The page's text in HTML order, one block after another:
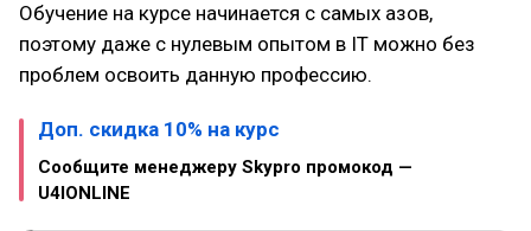
Обучение на курсе начинается с самых азов,
поэтому даже с нулевым опытом в IT можно без
проблем освоить данную профессию.
Доп. скидка 10% на курс
Сообщите менеджеру Skypro промокод —
U4IONLINE